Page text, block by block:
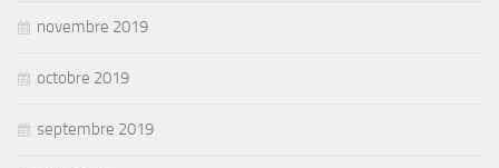
novembre 2019
octobre 2019
septembre 2019